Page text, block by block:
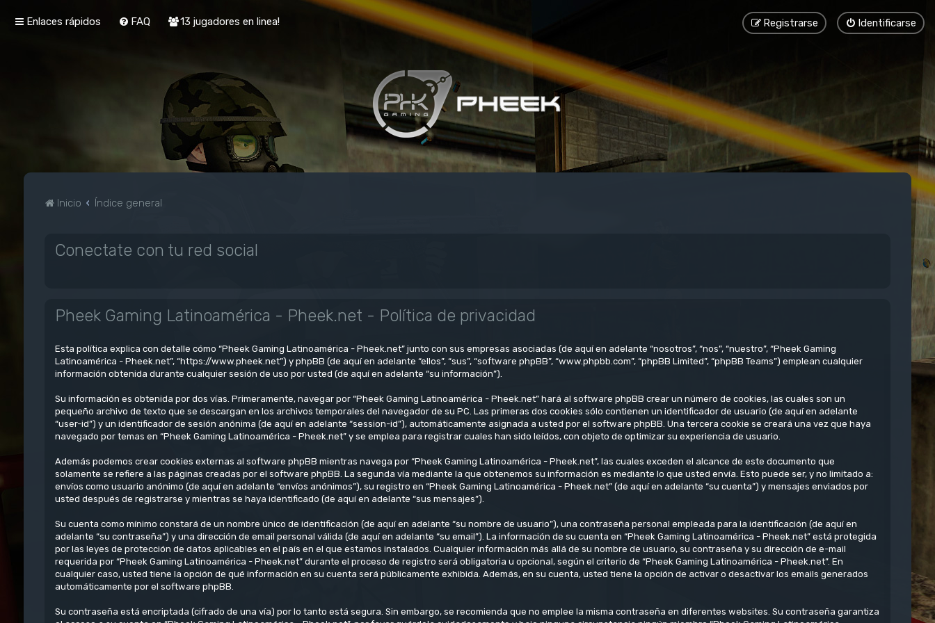
Enlaces rápidos FAQ 13 jugadores en linea! Identificarse
Registrarse
Inicio Índice general
Conectate con tu red social
Pheek Gaming Latinoamérica - Pheek.net - Política de privacidad
Esta política explica con detalle cómo “Pheek Gaming Latinoamérica - Pheek.net” junto con sus empresas asociadas (de aquí en adelante “nosotros”, “nos”, “nuestro”, “Pheek Gaming
Latinoamérica - Pheek.net”, “https://www.pheek.net”) y phpBB (de aquí en adelante “ellos”, “sus”, “software phpBB”, “www.phpbb.com”, “phpBB Limited”, “phpBB Teams”) emplean cualquier
información obtenida durante cualquier sesión de uso por usted (de aquí en adelante “su información”).
Su información es obtenida por dos vías. Primeramente, navegar por “Pheek Gaming Latinoamérica - Pheek.net” hará al software phpBB crear un número de cookies, las cuales son un
pequeño archivo de texto que se descargan en los archivos temporales del navegador de su PC. Las primeras dos cookies sólo contienen un identificador de usuario (de aquí en adelante
“user-id”) y un identificador de sesión anónima (de aquí en adelante “session-id”), automáticamente asignada a usted por el software phpBB. Una tercera cookie se creará una vez que haya
navegado por temas en “Pheek Gaming Latinoamérica - Pheek.net” y se emplea para registrar cuales han sido leídos, con objeto de optimizar su experiencia de usuario.
Además podemos crear cookies externas al software phpBB mientras navega por “Pheek Gaming Latinoamérica - Pheek.net”, las cuales exceden el alcance de este documento que
solamente se refiere a las páginas creadas por el software phpBB. La segunda vía mediante la que obtenemos su información es mediante lo que usted envía. Esto puede ser, y no limitado a:
envíos como usuario anónimo (de aquí en adelante “envíos anónimos”), su registro en “Pheek Gaming Latinoamérica - Pheek.net” (de aquí en adelante “su cuenta”) y mensajes enviados por
usted después de registrarse y mientras se haya identificado (de aquí en adelante “sus mensajes”).
Su cuenta como mínimo constará de un nombre único de identificación (de aquí en adelante “su nombre de usuario”), una contraseña personal empleada para la identificación (de aquí en
adelante “su contraseña”) y una dirección de email personal válida (de aquí en adelante “su email”). La información de su cuenta en “Pheek Gaming Latinoamérica - Pheek.net” está protegida
por las leyes de protección de datos aplicables en el país en el que estamos instalados. Cualquier información más allá de su nombre de usuario, su contraseña y su dirección de e-mail
requerida por “Pheek Gaming Latinoamérica - Pheek.net” durante el proceso de registro será obligatoria u opcional, según el criterio de “Pheek Gaming Latinoamérica - Pheek.net”. En
cualquier caso, usted tiene la opción de qué información en su cuenta será públicamente exhibida. Además, en su cuenta, usted tiene la opción de activar o desactivar los emails generados
automáticamente por el software phpBB.
Su contraseña está encriptada (cifrado de una vía) por lo tanto está segura. Sin embargo, se recomienda que no emplee la misma contraseña en diferentes websites. Su contraseña garantiza